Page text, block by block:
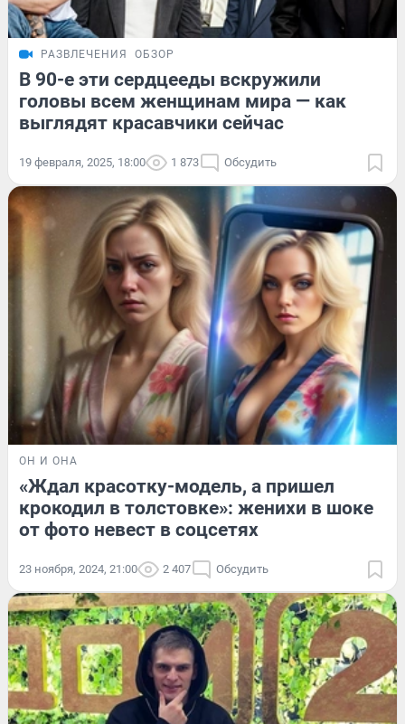
РАЗВЛЕЧЕНИЯ ОБЗОР
В 90-е эти сердцееды вскружили
головы всем женщинам мира — как
выглядят красавчики сейчас
19 февраля, 2025, 18:00 1 873 Обсудить
ОН И ОНА
«Ждал красотку-модель, а пришел
крокодил в толстовке»: женихи в шоке
от фото невест в соцсетях
23 ноября, 2024, 21:00 2 407 Обсудить